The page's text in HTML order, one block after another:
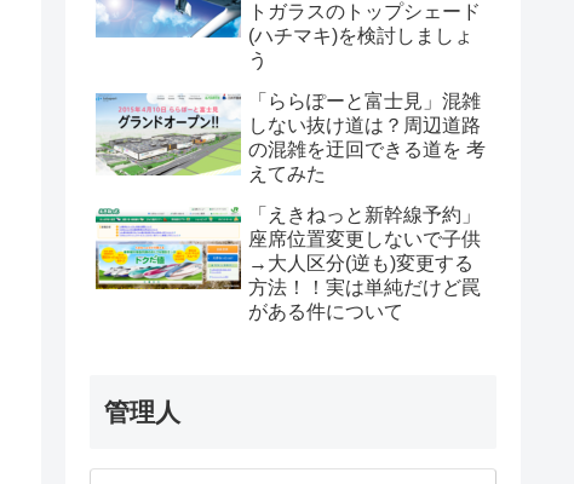
トガラスのトップシェード
(ハチマキ)を検討しましょ
う
「ららぽーと富士見」混雑
しない抜け道は？周辺道路
の混雑を迂回できる道を 考
えてみた
「えきねっと新幹線予約」
座席位置変更しないで子供
→大人区分(逆も)変更する
方法！！実は単純だけど罠
がある件について
管理人